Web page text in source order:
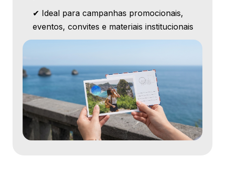
✔ Ideal para campanhas promocionais,
eventos, convites e materiais institucionais